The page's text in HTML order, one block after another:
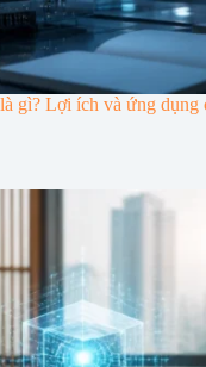
gì? Lợi ích và ứng dụng